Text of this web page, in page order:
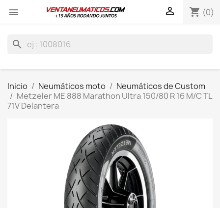
 shopping_cart (0)

search
Inicio Neumáticos moto
Neumáticos de Custom
Metzeler ME 888 Marathon Ultra 150/80 R 16 M/C TL
71V Delantera